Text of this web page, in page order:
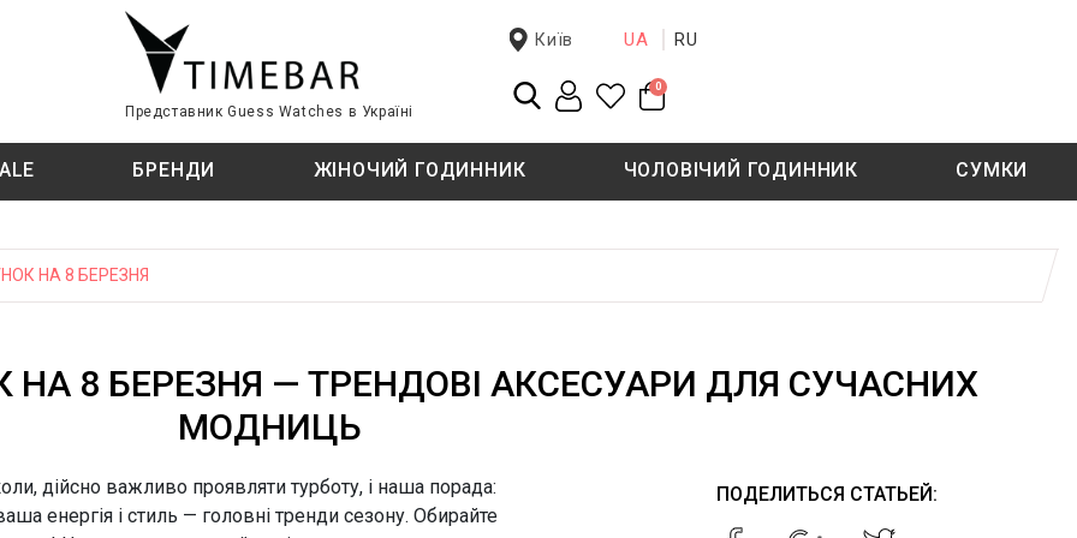
Представник Guess Watches в Україні
Київ UA RU
0
БРЕНДИ
TIMBERLAND
U U.S. POLO ASSN.
W WELDER
ЖІНОЧИЙ ГОДИННИК
Спортивний
Ремінець
Sale - 50%
ЧОЛОВІЧИЙ ГОДИННИК
Спортивний годинник
Ремінець
Sale - 50%
СУМКИ
НА 8 БЕРЕЗНЯ
8 БЕРЕЗНЯ — ТРЕНДОВІ АКСЕСУАРИ ДЛЯ СУЧАСНИХ
МОДНИЦЬ
дійсно важливо проявляти турботу, і наша порада:
енергія і стиль — головні тренди сезону. Обирайте
ПОДЕЛИТЬСЯ СТАТЬЕЙ: